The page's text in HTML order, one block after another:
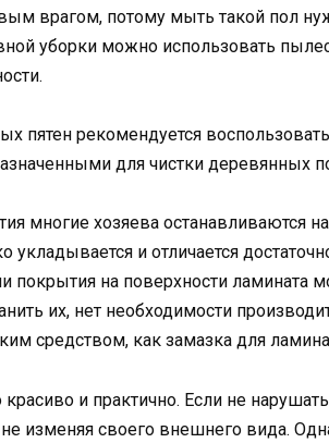
врагом, потому мыть такой пол
уборки можно использовать
пятен рекомендуется
для чистки деревянных
многие хозяева останавливаются
и отличается
покрытия на поверхности ламината
их, нет необходимости
средством, как замазка для
и практично. Если не
изменяя своего внешнего вида.